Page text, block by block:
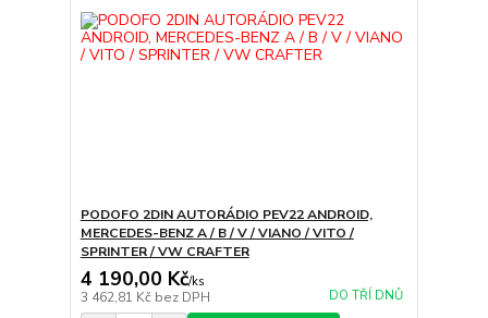
PODOFO 2DIN AUTORÁDIO PEV22 ANDROID,
MERCEDES-BENZ A / B / V / VIANO / VITO /
SPRINTER / VW CRAFTER
4 190,00 Kč/ks
3 462,81 Kč bez DPH DO TŘÍ DNŮ